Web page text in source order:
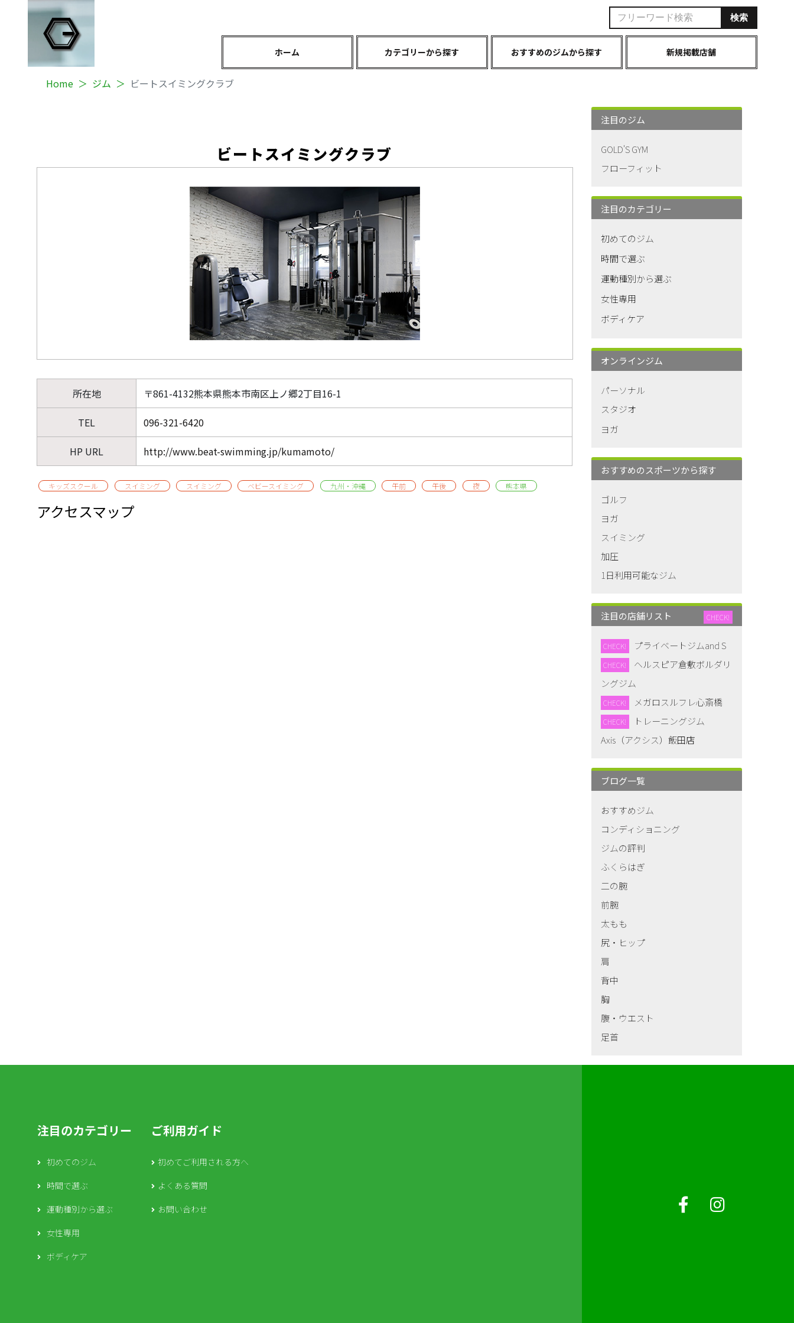
ホーム カテゴリーから探す おすすめのジムから探す 新規掲載店舗
Home ジム ビートスイミングクラブ
ビートスイミングクラブ
所在地 〒861-4132熊本県熊本市南区上ノ郷2丁目16-1
TEL 096-321-6420
HP URL http://www.beat-swimming.jp/kumamoto/
キッズスクール スイミング スイミング ベビースイミング 九州・沖縄 午前 午後 夜 熊本県
アクセスマップ
注目のジム
GOLD'S GYM
フローフィット
注目のカテゴリー
初めてのジム
時間で選ぶ
運動種別から選ぶ
女性専用
ボディケア
オンラインジム
パーソナル
スタジオ
ヨガ
おすすめのスポーツから探す
ゴルフ
ヨガ
スイミング
加圧
1日利用可能なジム
注目の店舗リスト CHECK!
CHECK! プライベートジムand S
CHECK!
ヘルスピア倉敷ボルダリ
ングジム
CHECK! メガロスルフレ心斎橋
CHECK!
トレーニングジム
Axis（アクシス）飯田店
ブログ一覧
おすすめジム
コンディショニング
ジムの評判
ふくらはぎ
二の腕
前腕
太もも
尻・ヒップ
肩
背中
胸
腹・ウエスト
足首
注目のカテゴリー
初めてのジム
時間で選ぶ
運動種別から選ぶ
女性専用
ボディケア
ご利用ガイド
初めてご利用される方へ
よくある質問
お問い合わせ